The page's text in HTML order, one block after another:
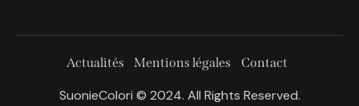
Actualités Mentions légales Contact
SuonieColori © 2024. All Rights Reserved.